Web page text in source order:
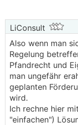
LiConsult
Also wenn man
Regelung
Pfandrecht und
man ungefähr
geplanten
wird.
Ich rechne hier
"einfachen")